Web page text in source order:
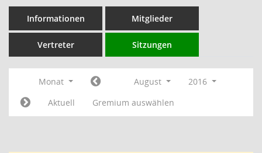
Informationen Mitglieder
Vertreter Sitzungen
Monat August
2016
Aktuell
Gremium auswählen